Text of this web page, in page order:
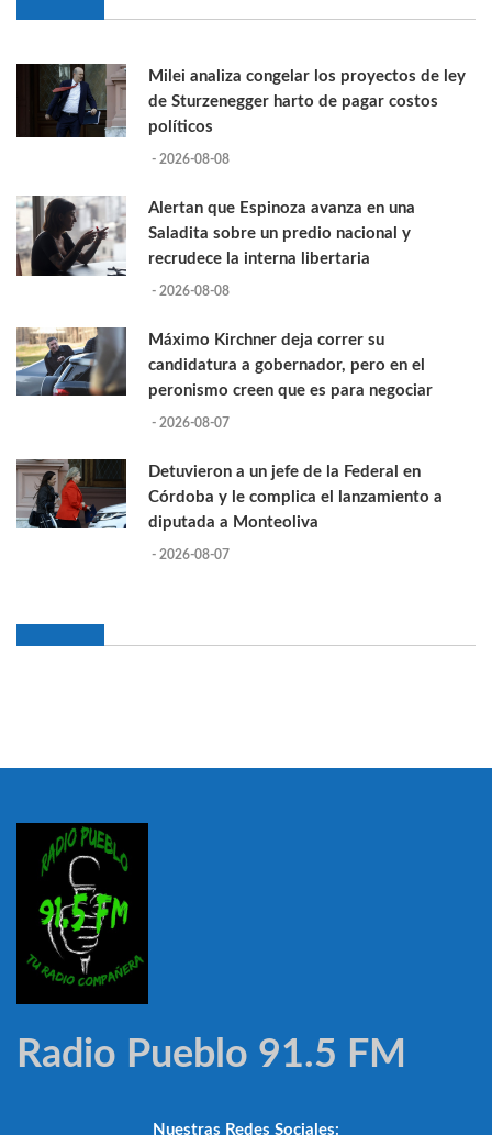
Milei analiza congelar los proyectos de ley
de Sturzenegger harto de pagar costos
políticos
- 2026-08-08
Alertan que Espinoza avanza en una
Saladita sobre un predio nacional y
recrudece la interna libertaria
- 2026-08-08
Máximo Kirchner deja correr su
candidatura a gobernador, pero en el
peronismo creen que es para negociar
- 2026-08-07
Detuvieron a un jefe de la Federal en
Córdoba y le complica el lanzamiento a
diputada a Monteoliva
- 2026-08-07
Radio Pueblo 91.5 FM
Nuestras Redes Sociales: